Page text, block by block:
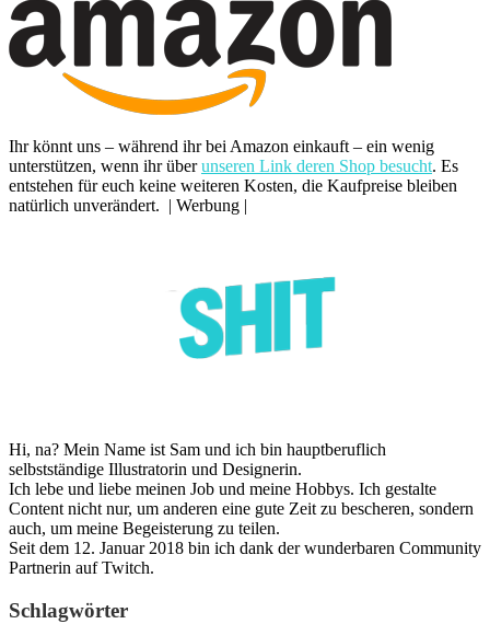
Ihr könnt uns – während ihr bei Amazon einkauft – ein wenig
unterstützen, wenn ihr überunseren Link deren Shop besucht. Es
entstehen für euch keine weiteren Kosten, die Kaufpreise bleiben
natürlich unverändert. | Werbung |
Hi, na? Mein Name ist Sam und ich bin hauptberuflich
selbstständige Illustratorin und Designerin.
Ich lebe und liebe meinen Job und meine Hobbys. Ich gestalte
Content nicht nur, um anderen eine gute Zeit zu bescheren, sondern
auch, um meine Begeisterung zu teilen.
Seit dem 12. Januar 2018 bin ich dank der wunderbaren Community
Partnerin auf Twitch.
Schlagwörter